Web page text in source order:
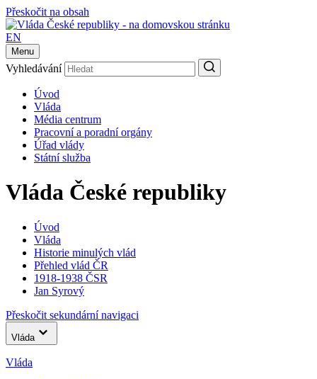
Přeskočit na obsah
EN
Menu
Vyhledávání
Úvod
Vláda
Média centrum
Pracovní a poradní orgány
Úřad vlády
Státní služba
Vláda České republiky
Úvod
Vláda
Historie minulých vlád
Přehled vlád ČR
1918-1938 ČSR
Jan Syrový
Přeskočit sekundární navigaci
Vláda
Vláda